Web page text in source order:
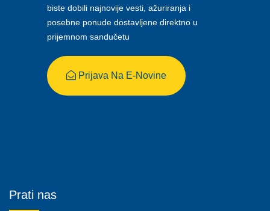
biste dobili najnovije vesti, ažuriranja i
posebne ponude dostavljene direktno u
prijemnom sandučetu
Prijava Na E-Novine
Prati nas